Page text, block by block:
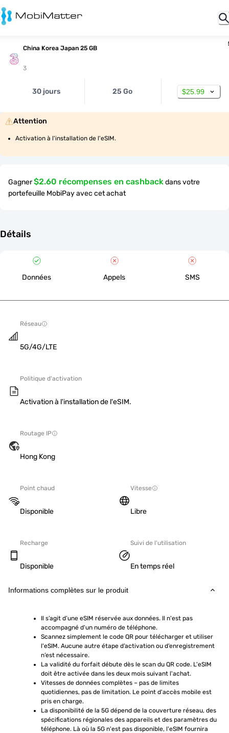
China Korea Japan 25 GB
3
30 jours 25 Go $25.99
Attention
Activation à l'installation de l'eSIM.
Gagner$2.60 récompenses en cashbackdans votre
portefeuille MobiPay avec cet achat
Détails
Données Appels SMS
Réseau
5G/4G/LTE
Politique d'activation
Activation à l'installation de l'eSIM.
Routage IP
Hong Kong
Point chaud
Disponible
Vitesse
Libre
Recharge
Disponible
Suivi de l'utilisation
En temps réel
Informations complètes sur le produit
Il s’agit d’une eSIM réservée aux données. Il n'est pas
accompagné d'un numéro de téléphone.
Scannez simplement le code QR pour télécharger et utiliser
l'eSIM. Aucune autre étape d’activation ou d’enregistrement
n’est nécessaire.
La validité du forfait débute dès le scan du QR code. L'eSIM
doit être activée dans les deux mois suivant l'achat.
Vitesses de données complètes – pas de limites
quotidiennes, pas de limitation. Le point d'accès mobile est
pris en charge.
La disponibilité de la 5G dépend de la couverture réseau, des
spécifications régionales des appareils et des paramètres du
téléphone. Là où la 5G n'est pas disponible, l'eSIM fournira